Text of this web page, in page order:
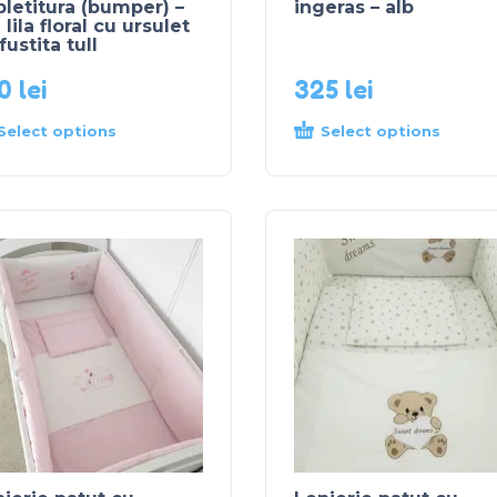
(bumper) –
lila floral cu ursulet
tull
lei
options
ingeras – alb
325 lei
Select options